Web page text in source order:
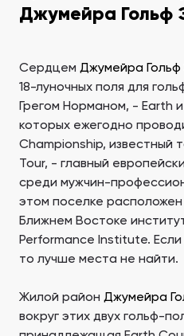
Джумейра Гольф
Сердцем Джумейра
18-луночных поля для
Грегом Норманом, - Earth
которых ежегодно
Championship, известный
Tour, - главный
среди мужчин-
этом поселке
Ближнем Востоке
Performance Institute.
то лучше места не найти.
Жилой район Джумейра
вокруг этих двух гольф-